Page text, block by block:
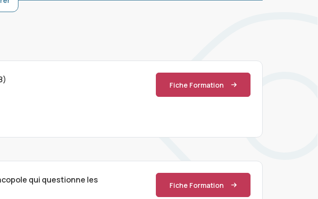
Fiche Formation
qui questionne les
Fiche Formation